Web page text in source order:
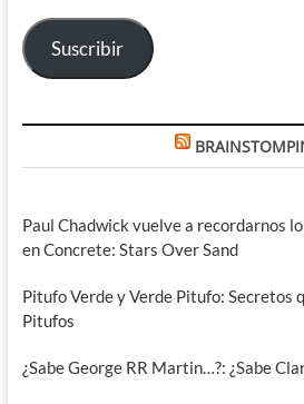
electrónico
Suscribir
Paul Chadwick vuelve a recordarnos
en Concrete: Stars Over Sand
Pitufo Verde y Verde Pitufo: Secretos
Pitufos
¿Sabe George RR Martin…?: ¿Sabe